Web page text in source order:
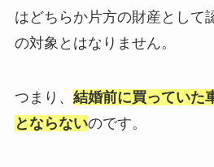
はどちらか片方の財産として
の対象とはなりません。
つまり、 結婚前に買っていた
とならないのです。